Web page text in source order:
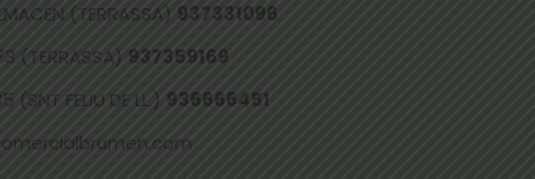
(TERRASSA) 937331096
(TERRASSA) 937359169
(SNT FELIU DE LL.) 936666451